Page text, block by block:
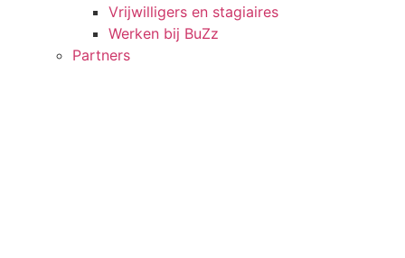
Vrijwilligers en stagiaires
Werken bij BuZz
Partners